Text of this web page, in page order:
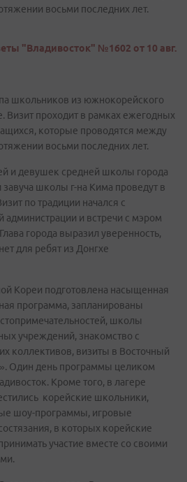
восьми последних лет.
"Владивосток" №1602 от 10 авг.
школьников из южнокорейского
Визит проходит в рамках ежегодных
которые проводятся между
восьми последних лет.
и девушек средней школы города
школы г-на Кима проведут в
по традиции начался с
и встречи с мэром
города выразил уверенность,
для ребят из Донгхе
Кореи подготовлена насыщенная
программа, запланированы
школы
учреждений, знакомство с
коллективов, визиты в Восточный
Один день программы целиком
Кроме того, в лагере
корейские школьники,
шоу-программы, игровые
в которых корейские
участие вместе со своими